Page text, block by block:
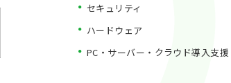
セキュリティ
ハードウェア
PC・サーバー・クラウド導入支援